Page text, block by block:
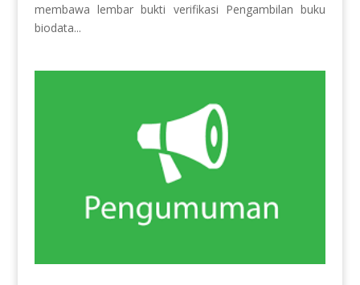
membawa lembar bukti verifikasi Pengambilan buku
biodata...